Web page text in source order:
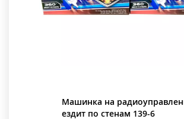
Машинка на
ездит по стенам 139-6